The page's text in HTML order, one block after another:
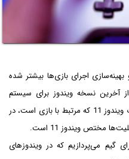
بهینه‌سازی اجرای بازی‌ها بیشتر شده
آخرین نسخه ویندوز برای سیستم
گیمینگ استفاده می‌کنند. بعضی از امکانات ویندوز 11 که مرتبط با بازی است، در
مقاله به سه ویژگی ویندوز ۱۱ برای گیم می‌پردازیم که در ویندوزهای